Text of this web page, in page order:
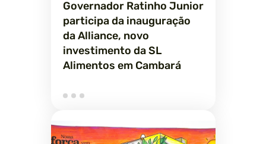
Governador Ratinho Junior
participa da inauguração
da Alliance, novo
investimento da SL
Alimentos em Cambará